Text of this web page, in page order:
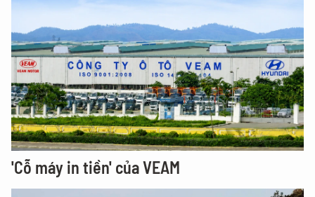
'Cỗ máy in tiền' của VEAM